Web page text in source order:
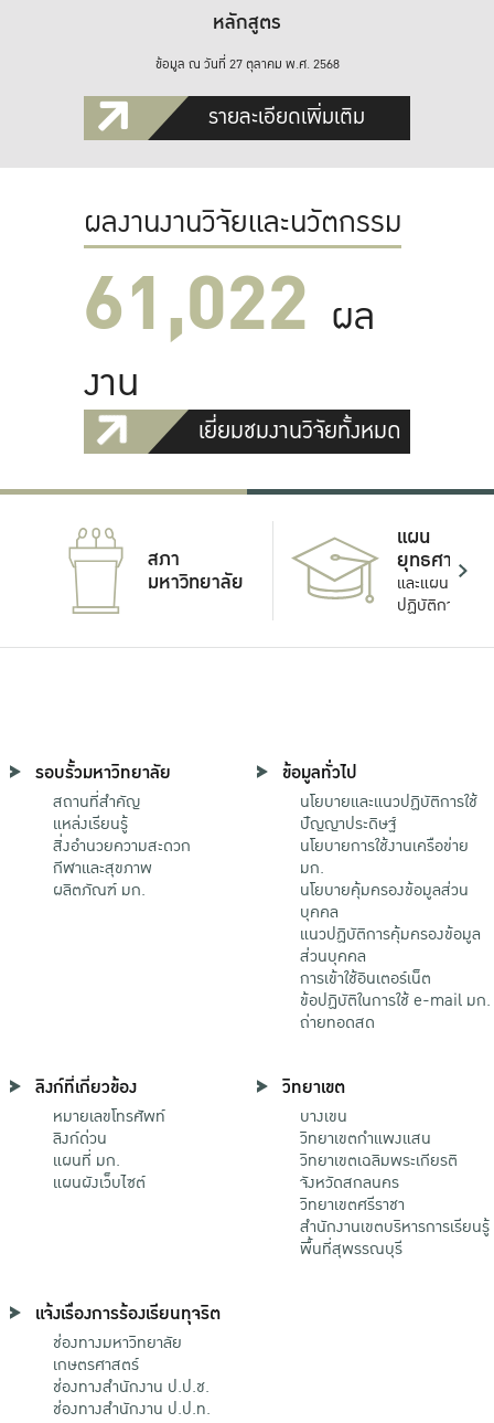
หลักสูตร
ข้อมูล ณ วันที่ 27 ตุลาคม พ.ศ. 2568
รายละเอียดเพิ่มเติม
ผลงานงานวิจัยและนวัตกรรม
61,022 ผล
งาน
เยี่ยมชมงานวิจัยทั้งหมด
สภา
มหาวิทยาลัย
แผน
ยุทธศาสตร์
และแผน
ปฏิบัติการ
รอบรั้วมหาวิทยาลัย
สถานที่สำคัญ
แหล่งเรียนรู้
สิ่งอำนวยความสะดวก
กีฬาและสุขภาพ
ผลิตภัณฑ์ มก.
ข้อมูลทั่วไป
นโยบายและแนวปฏิบัติการใช้
ปัญญาประดิษฐ์
นโยบายการใช้งานเครือข่าย
มก.
นโยบายคุ้มครองข้อมูลส่วน
บุคคล
แนวปฏิบัติการคุ้มครองข้อมูล
ส่วนบุคคล
การเข้าใช้อินเตอร์เน็ต
ข้อปฏิบัติในการใช้ e-mail มก.
ถ่ายทอดสด
ลิงก์ที่เกี่ยวข้อง
หมายเลขโทรศัพท์
ลิงก์ด่วน
แผนที่ มก.
แผนผังเว็บไซต์
วิทยาเขต
บางเขน
วิทยาเขตกําแพงแสน
วิทยาเขตเฉลิมพระเกียรติ
จังหวัดสกลนคร
วิทยาเขตศรีราชา
สำนักงานเขตบริหารการเรียนรู้
พื้นที่สุพรรณบุรี
แจ้งเรื่องการร้องเรียนทุจริต
ช่องทางมหาวิทยาลัย
เกษตรศาสตร์
ช่องทางสำนักงาน ป.ป.ช.
ช่องทางสำนักงาน ป.ป.ท.